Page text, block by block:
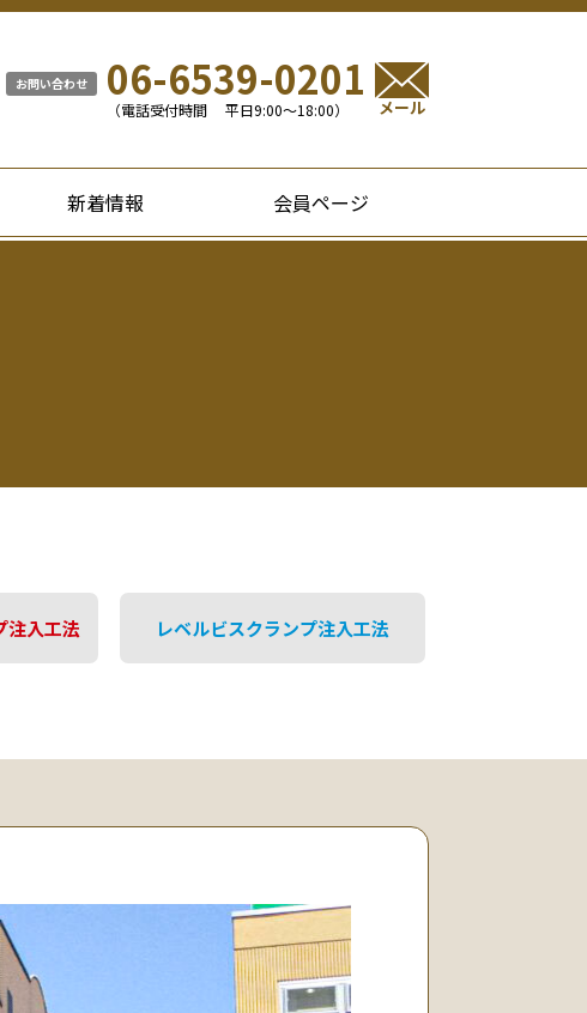
お問い合わせ 06-6539-0201
（電話受付時間 平日9:00〜18:00） メール
新着情報 会員ページ
注入工法 レベルビスクランプ注入工法